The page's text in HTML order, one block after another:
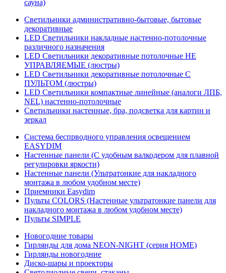
сауна)
Светильники административно-бытовые, бытовые
декоративные
LED Cветильники накладные настенно-потолочные
различного назначения
LED Светильники декоративные потолочные НЕ
УПРАВЛЯЕМЫЕ (люстры)
LED Светильники декоративные потолочные С
ПУЛЬТОМ (люстры)
LED Светильники компактные линейные (аналоги ЛПБ,
NEL) настенно-потолочные
Светильники настенные, бра, подсветка для картин и
зеркал
Система беспрводного управления освещением
EASYDIM
Настенные панели (С удобным валкодером для плавной
регулировки яркости)
Настенные панели (Ультратонкие для накладного
монтажа в любом удобном месте)
Приемники Easydim
Пульты COLORS (Настенные ультратонкие панели для
накладного монтажа в любом удобном месте)
Пульты SIMPLE
Новогодние товары
Гирлянды для дома NEON-NIGHT (серия HOME)
Гирлянды новогодние
Диско-шары и проекторы